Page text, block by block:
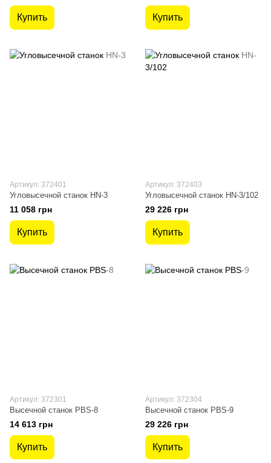
Купить Купить
Артикул: 372401
Угловысечной станок HN-3
11 058 грн
Купить
Артикул: 372403
Угловысечной станок HN-3/102
29 226 грн
Купить
Артикул: 372301
Высечной станок PBS-8
14 613 грн
Купить
Артикул: 372304
Высечной станок PBS-9
29 226 грн
Купить